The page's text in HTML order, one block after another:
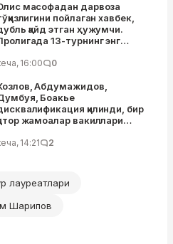
масофадан дарвоза
пойлаган хавбек,
қайд этган ҳужумчи.
13-турнинг энг
16:00 0
Абдумажидов,
Боакье
қилинди, бир
жамоалар вакиллари
қўмитаси
14:21 2
лауреатлари
Шарипов